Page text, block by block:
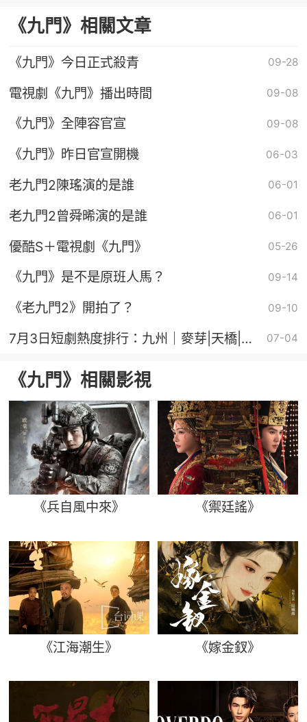
《九門》相關文章
《九門》今日正式殺青 09-28
電視劇《九門》播出時間 09-08
《九門》全陣容官宣 09-08
《九門》昨日官宣開機 06-03
老九門2陳瑤演的是誰 06-01
老九門2曾舜晞演的是誰 06-01
優酷S＋電視劇《九門》 05-26
《九門》是不是原班人馬？ 09-14
《老九門2》開拍了？ 09-10
7月3日短劇熱度排行：九州｜麥芽|天橋|青
07-04
《九門》相關影視
《兵自風中來》 《禦廷謠》
《江海潮生》 《嫁金釵》